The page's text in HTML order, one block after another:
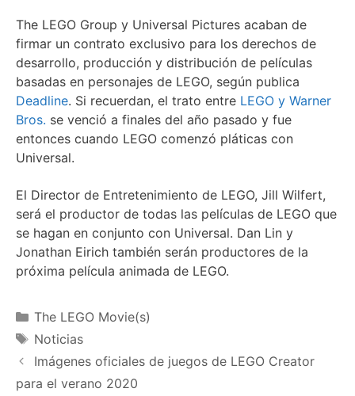
The LEGO Group y Universal Pictures acaban de
firmar un contrato exclusivo para los derechos de
desarrollo, producción y distribución de películas
basadas en personajes de LEGO, según publica
Deadline. Si recuerdan, el trato entre LEGO y Warner
Bros. se venció a finales del año pasado y fue
entonces cuando LEGO comenzó pláticas con
Universal.
El Director de Entretenimiento de LEGO, Jill Wilfert,
será el productor de todas las películas de LEGO que
se hagan en conjunto con Universal. Dan Lin y
Jonathan Eirich también serán productores de la
próxima película animada de LEGO.
Categories
The LEGO Movie(s)
Tags
Noticias
Imágenes oficiales de juegos de LEGO Creator
para el verano 2020